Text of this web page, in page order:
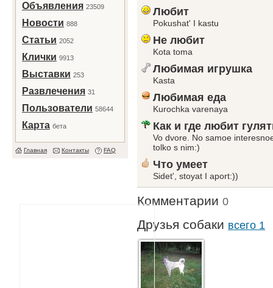
Объявления 23509
Новости 888
Статьи 2052
Клички 9913
Выставки 253
Развлечения 31
Пользователи 58644
Карта бета
Главная Контакты FAQ
Любит
Pokushat' I kastu
Не любит
Kota toma
Любимая игрушка
Kasta
Любимая еда
Kurochka varenaya
Как и где любит
Vo dvore. No samoe
tolko s nim:)
Что умеет
Sidet', stoyat I aport:))
Комментарии 0
Друзья собаки всего 1